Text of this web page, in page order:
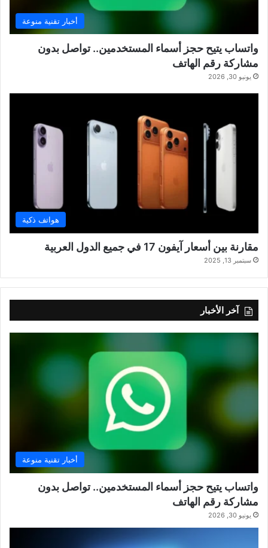
أخبار تقنية منوعة
واتساب يتيح حجز أسماء المستخدمين.. تواصل بدون
مشاركة رقم الهاتف
يونيو 30, 2026
هواتف ذكية
مقارنة بين أسعار آيفون 17 في جميع الدول العربية
سبتمبر 13, 2025
آخر الأخبار
أخبار تقنية منوعة
واتساب يتيح حجز أسماء المستخدمين.. تواصل بدون
مشاركة رقم الهاتف
يونيو 30, 2026